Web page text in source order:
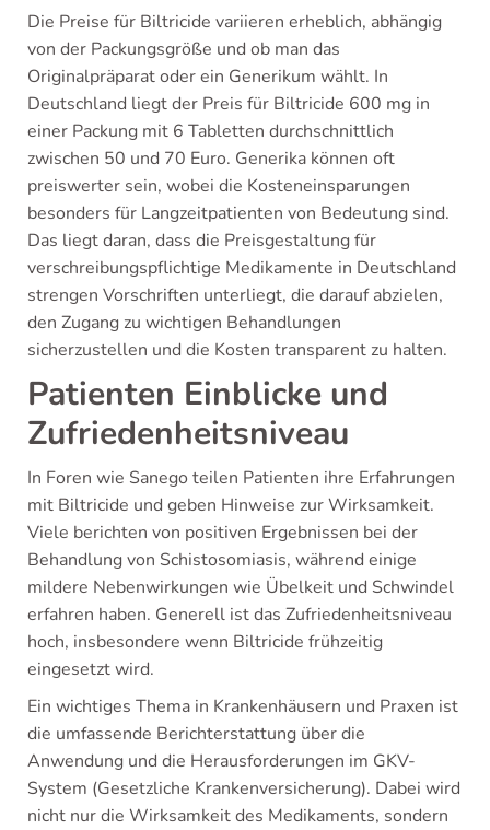
Die Preise für Biltricide variieren erheblich, abhängig
von der Packungsgröße und ob man das
Originalpräparat oder ein Generikum wählt. In
Deutschland liegt der Preis für Biltricide 600 mg in
einer Packung mit 6 Tabletten durchschnittlich
zwischen 50 und 70 Euro. Generika können oft
preiswerter sein, wobei die Kosteneinsparungen
besonders für Langzeitpatienten von Bedeutung sind.
Das liegt daran, dass die Preisgestaltung für
verschreibungspflichtige Medikamente in Deutschland
strengen Vorschriften unterliegt, die darauf abzielen,
den Zugang zu wichtigen Behandlungen
sicherzustellen und die Kosten transparent zu halten.
Patienten Einblicke und
Zufriedenheitsniveau
In Foren wie Sanego teilen Patienten ihre Erfahrungen
mit Biltricide und geben Hinweise zur Wirksamkeit.
Viele berichten von positiven Ergebnissen bei der
Behandlung von Schistosomiasis, während einige
mildere Nebenwirkungen wie Übelkeit und Schwindel
erfahren haben. Generell ist das Zufriedenheitsniveau
hoch, insbesondere wenn Biltricide frühzeitig
eingesetzt wird.
Ein wichtiges Thema in Krankenhäusern und Praxen ist
die umfassende Berichterstattung über die
Anwendung und die Herausforderungen im GKV-
System (Gesetzliche Krankenversicherung). Dabei wird
nicht nur die Wirksamkeit des Medikaments, sondern